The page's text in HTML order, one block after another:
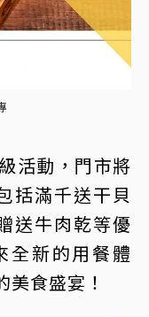
活動，門市將
括滿千送干貝
送牛肉乾等優
全新的用餐體
食盛宴！